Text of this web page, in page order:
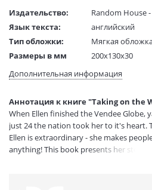
Издательство:
Random House
Язык текста:
английский
Тип обложки:
Мягкая
Размеры в мм
200x130x30
Вес:
1 гр.
Код товара:
50031207
Артикул:
11261590
ISBN:
9780141006970
В продаже с:
08.04.2021
Дополнительная информация
Аннотация к книге "Taking on the
When Ellen finished the Vendee Globe,
just 24 the nation took her to it's heart.
Ellen is extraordinary - she makes
anything! This book presents her story.